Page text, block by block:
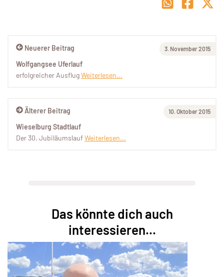
Älterer Beitrag 10. Oktober 2015
Wieselburg Stadtlauf
Der 30. JubiläumslaufWeiterlesen...
Neuerer Beitrag 3. November 2015
Wolfgangsee Uferlauf
erfolgreicher AusflugWeiterlesen...
Das könnte dich auch
interessieren...